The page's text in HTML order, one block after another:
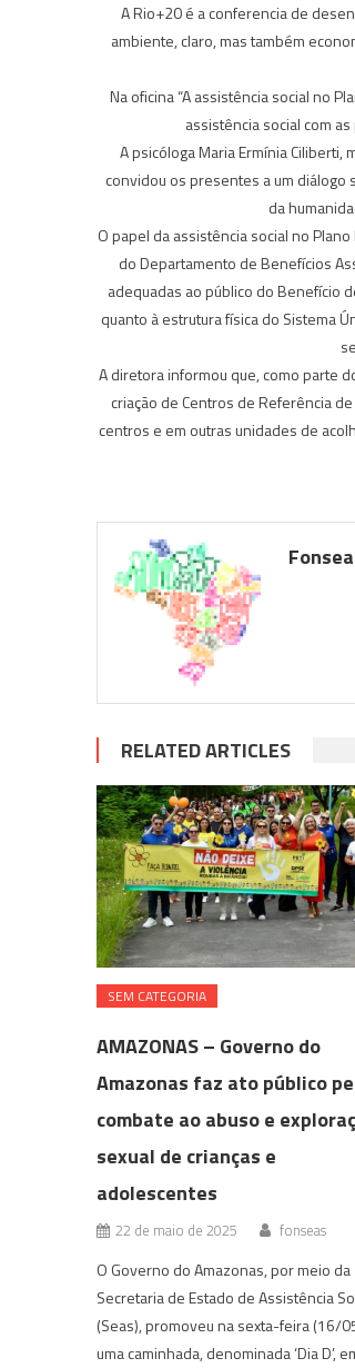
A Rio+20 é a conferencia de
ambiente, claro, mas também
Na oficina “A assistência social no
assistência social com
A psicóloga Maria Ermínia
convidou os presentes a um diálogo
da
O papel da assistência social no
do Departamento de Benefícios
adequadas ao público do Benefício
quanto à estrutura física do Sistema
A diretora informou que, como parte
criação de Centros de Referência
centros e em outras unidades de
RELATED ARTICLES
SEM CATEGORIA
AMAZONAS – Governo do
Amazonas faz ato público
combate ao abuso e
sexual de crianças e
adolescentes
22 de maio de 2025 fonseas
O Governo do Amazonas, por meio da
Secretaria de Estado de Assistência
(Seas), promoveu na sexta-feira (16/
uma caminhada, denominada ‘Dia D’,